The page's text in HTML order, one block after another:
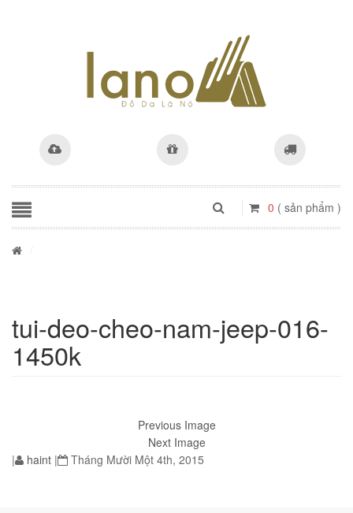
0 ( sản phẩm )
tui-deo-cheo-nam-jeep-016-
1450k
Previous Image
Next Image
|
haint | Tháng Mười Một 4th, 2015